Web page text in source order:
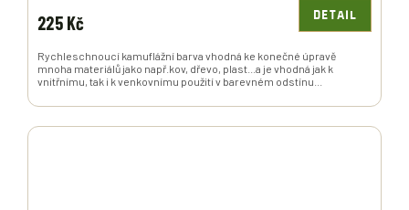
225 Kč DETAIL
Rychleschnoucí kamuflážní barva vhodná ke konečné úpravě
mnoha materiálů jako např.kov, dřevo, plast...a je vhodná jak k
vnitřnímu, tak i k venkovnímu použití v barevném odstínu...